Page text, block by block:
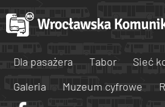
Dla pasażera Tabor
Sieć
Galeria
Muzeum cyfrowe